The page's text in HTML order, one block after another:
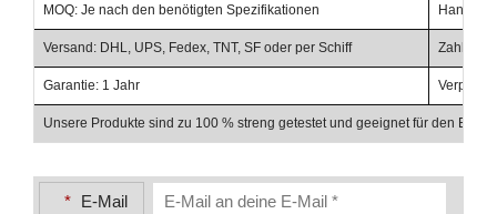
MOQ: Je nach den benötigten Spezifikationen
Versand: DHL, UPS, Fedex, TNT, SF oder per Schiff
Garantie: 1 Jahr
Unsere Produkte sind zu 100 % streng getestet und geeignet für den
* E-Mail